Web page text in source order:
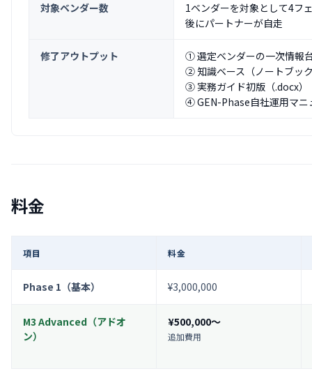
対象ベンダー数
1ベンダーを対象として4フ
後にパートナーが自走
修了アウトプット
① 選定ベンダーの一次情報
② 知識ベース（ノートブッ
③ 実務ガイド初版（.docx）
④ GEN-Phase自社運用マニ
料金
項目 料金
Phase 1（基本） ¥3,000,000
M3 Advanced（アドオ
ン）
¥500,000〜
追加費用